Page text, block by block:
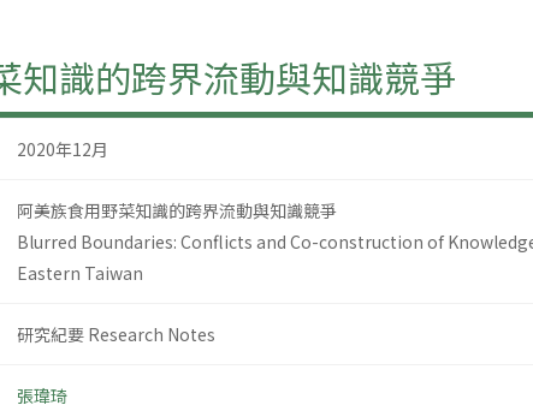
知識的跨界流動與知識競爭
2020年12月
阿美族食用野菜知識的跨界流動與知識競爭
Blurred Boundaries: Conflicts and Co-construction of
Eastern Taiwan
研究紀要 Research Notes
張瑋琦